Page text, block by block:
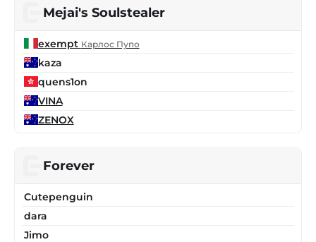
Mejai's Soulstealer
exempt Карлос Пупо
kaza
quens1on
VINA
ZENOX
Forever
Cutepenguin
dara
Jimo